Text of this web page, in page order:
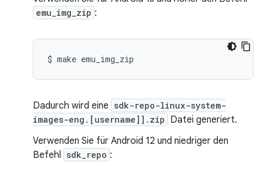
emu_img_zip :
$ make
Dadurch wird eine sdk-repo-linux-system-
images-eng.[username]].zip Datei generiert.
Verwenden Sie für Android 12 und niedriger den
Befehl sdk_repo :